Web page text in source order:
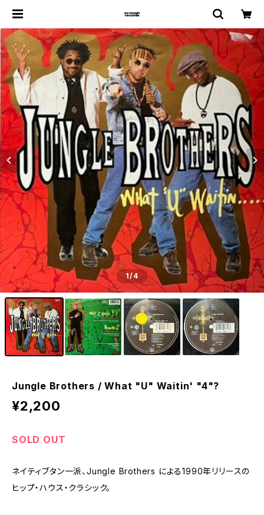
1/4
Jungle Brothers / What "U" Waitin' "4"?
¥2,200
SOLD OUT
ネイティブタン一派、Jungle Brothers による1990年リリースの
ヒップ・ハウス・クラシック。